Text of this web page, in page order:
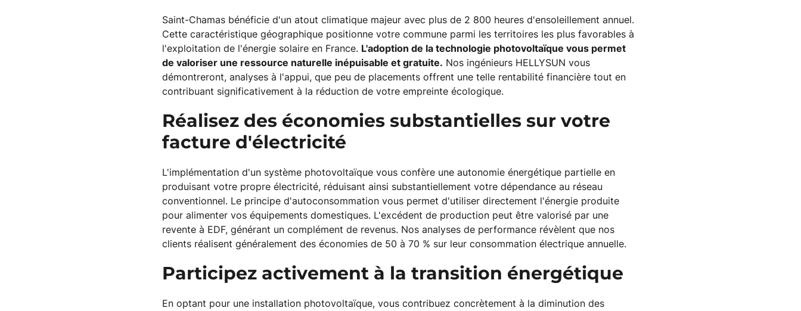
Saint-Chamas bénéficie d'un atout climatique majeur avec plus de 2 800 heures d'ensoleillement annuel.
Cette caractéristique géographique positionne votre commune parmi les territoires les plus favorables à
l'exploitation de l'énergie solaire en France. L'adoption de la technologie photovoltaïque vous permet
de valoriser une ressource naturelle inépuisable et gratuite. Nos ingénieurs HELLYSUN vous
démontreront, analyses à l'appui, que peu de placements offrent une telle rentabilité financière tout en
contribuant significativement à la réduction de votre empreinte écologique.
Réalisez des économies substantielles sur votre
facture d'électricité
L'implémentation d'un système photovoltaïque vous confère une autonomie énergétique partielle en
produisant votre propre électricité, réduisant ainsi substantiellement votre dépendance au réseau
conventionnel. Le principe d'autoconsommation vous permet d'utiliser directement l'énergie produite
pour alimenter vos équipements domestiques. L'excédent de production peut être valorisé par une
revente à EDF, générant un complément de revenus. Nos analyses de performance révèlent que nos
clients réalisent généralement des économies de 50 à 70 % sur leur consommation électrique annuelle.
Participez activement à la transition énergétique
En optant pour une installation photovoltaïque, vous contribuez concrètement à la diminution des